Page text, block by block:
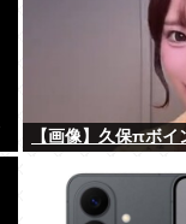
【画像】久保πボイ